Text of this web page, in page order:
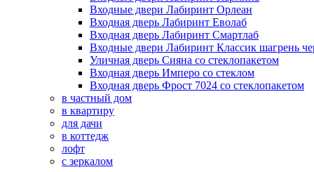
Входные двери Лабиринт Орлеан
Входная дверь Лабиринт Еволаб
Входная дверь Лабиринт Смартлаб
Входные двери Лабиринт Классик шагрень
Уличная дверь Сияна со стеклопакетом
Входная дверь Имперо со стеклом
Входная дверь Фрост 7024 со стеклопакетом
в частный дом
в квартиру
для дачи
в коттедж
лофт
с зеркалом